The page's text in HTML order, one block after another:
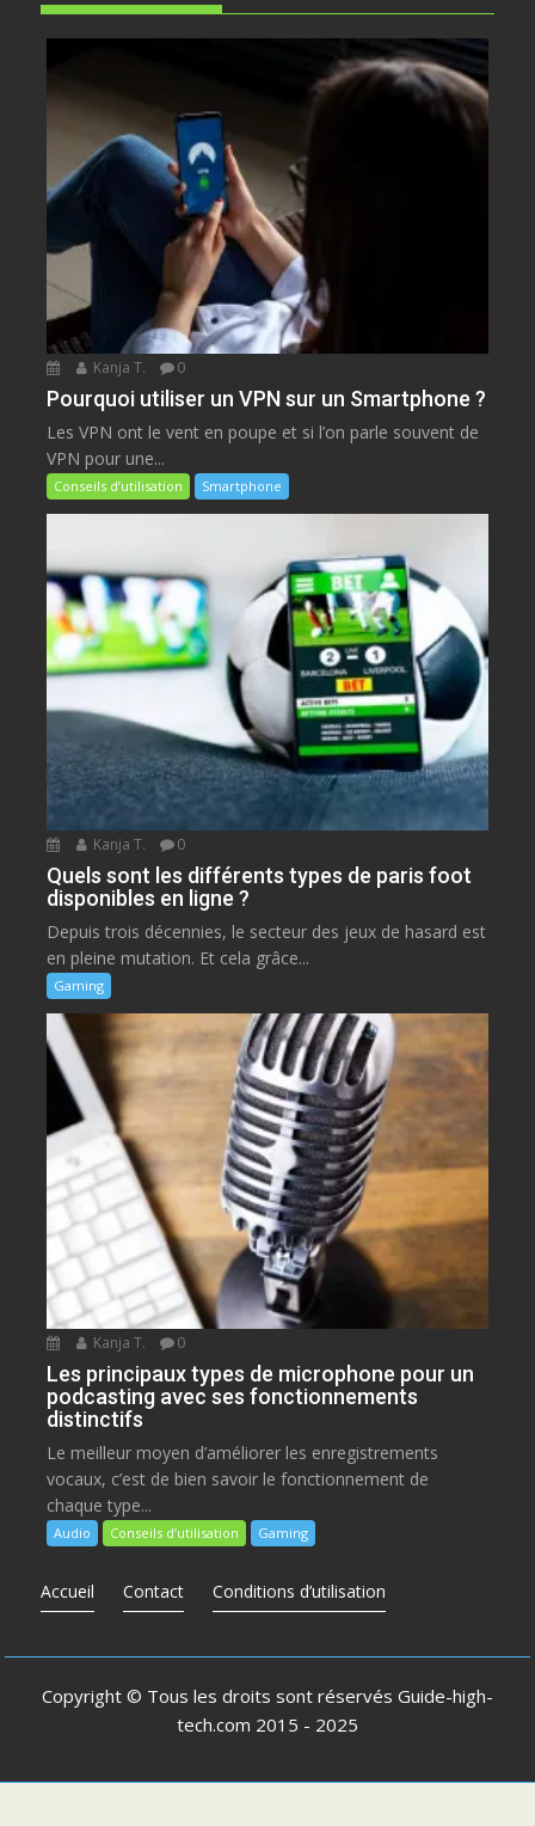
Kanja T. 0
Pourquoi utiliser un VPN sur un Smartphone ?
Les VPN ont le vent en poupe et si l’on parle souvent de
VPN pour une...
Conseils d’utilisation Smartphone
Kanja T. 0
Quels sont les différents types de paris foot
disponibles en ligne ?
Depuis trois décennies, le secteur des jeux de hasard est
en pleine mutation. Et cela grâce...
Gaming
Kanja T. 0
Les principaux types de microphone pour un
podcasting avec ses fonctionnements
distinctifs
Le meilleur moyen d’améliorer les enregistrements
vocaux, c’est de bien savoir le fonctionnement de
chaque type...
Audio Conseils d’utilisation Gaming
Accueil Contact Conditions d’utilisation
Copyright © Tous les droits sont réservés Guide-high-
tech.com 2015 - 2025